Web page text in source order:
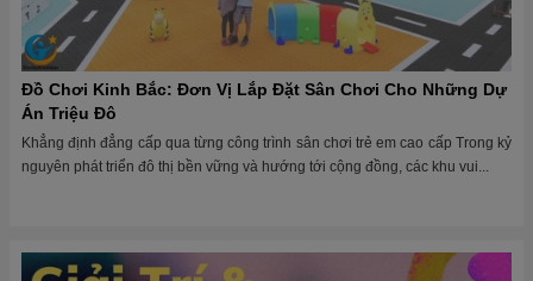
Đồ Chơi Kinh Bắc: Đơn Vị Lắp Đặt Sân Chơi Cho Những Dự
Án Triệu Đô
Khẳng định đẳng cấp qua từng công trình sân chơi trẻ em cao cấp Trong kỷ
nguyên phát triển đô thị bền vững và hướng tới cộng đồng, các khu vui...